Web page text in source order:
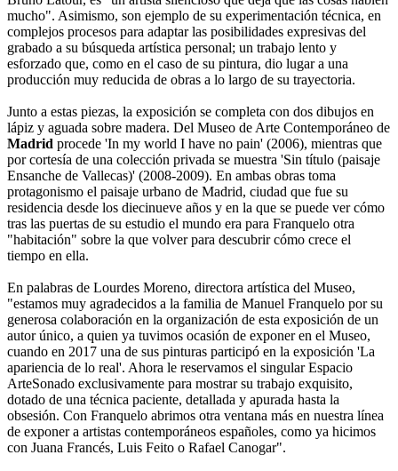
mucho". Asimismo, son ejemplo de su experimentación técnica, en
complejos procesos para adaptar las posibilidades expresivas del
grabado a su búsqueda artística personal; un trabajo lento y
esforzado que, como en el caso de su pintura, dio lugar a una
producción muy reducida de obras a lo largo de su trayectoria.
Junto a estas piezas, la exposición se completa con dos dibujos en
lápiz y aguada sobre madera. Del Museo de Arte Contemporáneo de
Madrid procede 'In my world I have no pain' (2006), mientras que
por cortesía de una colección privada se muestra 'Sin título (paisaje
Ensanche de Vallecas)' (2008-2009). En ambas obras toma
protagonismo el paisaje urbano de Madrid, ciudad que fue su
residencia desde los diecinueve años y en la que se puede ver cómo
tras las puertas de su estudio el mundo era para Franquelo otra
"habitación" sobre la que volver para descubrir cómo crece el
tiempo en ella.
En palabras de Lourdes Moreno, directora artística del Museo,
"estamos muy agradecidos a la familia de Manuel Franquelo por su
generosa colaboración en la organización de esta exposición de un
autor único, a quien ya tuvimos ocasión de exponer en el Museo,
cuando en 2017 una de sus pinturas participó en la exposición 'La
apariencia de lo real'. Ahora le reservamos el singular Espacio
ArteSonado exclusivamente para mostrar su trabajo exquisito,
dotado de una técnica paciente, detallada y apurada hasta la
obsesión. Con Franquelo abrimos otra ventana más en nuestra línea
de exponer a artistas contemporáneos españoles, como ya hicimos
con Juana Francés, Luis Feito o Rafael Canogar".